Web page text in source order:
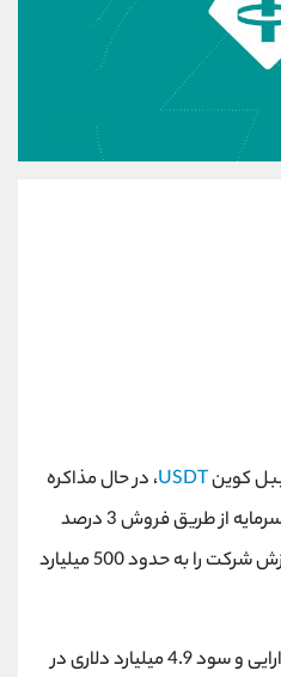
کوینUSDT، در حال مذاکره
برای جذب 15 تا 20 میلیارد دلار سرمایه از طریق فروش 3 درصد
سهام خود است، اقدامی که ارزش شرکت را به حدود 500 میلیارد
این شرکت با 172 میلیارد دلار دارایی و سود 4.9 میلیارد دلاری در
@Armteam_admin_por
021-22021030
90001030
@alireza.mehrabii